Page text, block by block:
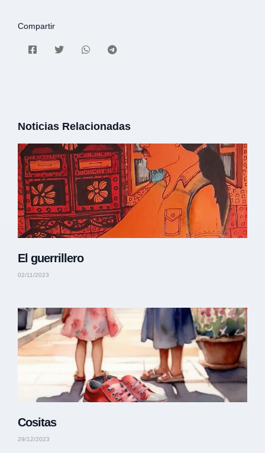
Compartir
Noticias Relacionadas
El guerrillero
02/11/2023
Cositas
29/12/2023